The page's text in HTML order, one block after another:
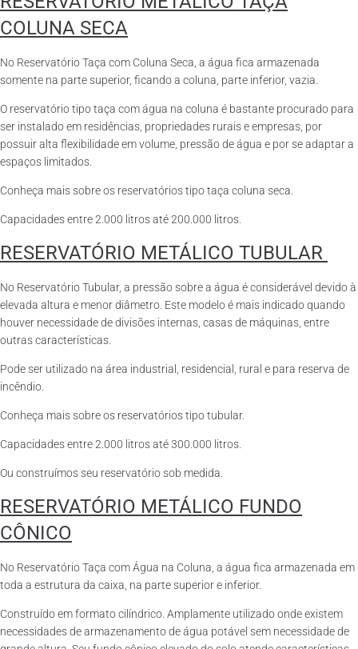
COLUNA SECA
No Reservatório Taça com Coluna Seca, a água fica armazenada
somente na parte superior, ficando a coluna, parte inferior, vazia.
O reservatório tipo taça com água na coluna é bastante procurado para
ser instalado em residências, propriedades rurais e empresas, por
possuir alta flexibilidade em volume, pressão de água e por se adaptar a
espaços limitados.
Conheça mais sobre os reservatórios tipo taça coluna seca.
Capacidades entre 2.000 litros até 200.000 litros.
RESERVATÓRIO METÁLICO TUBULAR
No Reservatório Tubular, a pressão sobre a água é considerável devido à
elevada altura e menor diâmetro. Este modelo é mais indicado quando
houver necessidade de divisões internas, casas de máquinas, entre
outras características.
Pode ser utilizado na área industrial, residencial, rural e para reserva de
incêndio.
Conheça mais sobre os reservatórios tipo tubular.
Capacidades entre 2.000 litros até 300.000 litros.
Ou construímos seu reservatório sob medida.
RESERVATÓRIO METÁLICO FUNDO
CÔNICO
No Reservatório Taça com Água na Coluna, a água fica armazenada em
toda a estrutura da caixa, na parte superior e inferior.
Construído em formato cilíndrico. Amplamente utilizado onde existem
necessidades de armazenamento de água potável sem necessidade de